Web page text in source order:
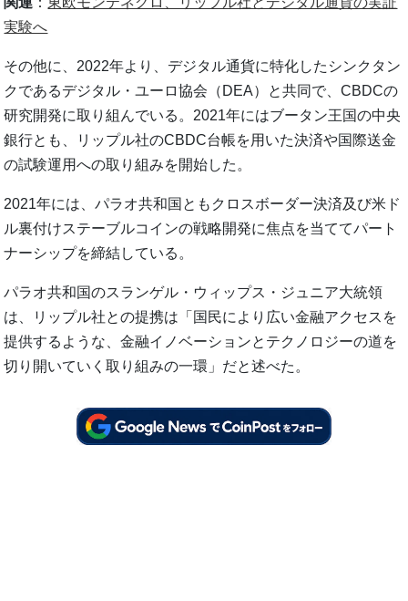
実験へ
その他に、2022年より、デジタル通貨に特化したシンクタン
クであるデジタル・ユーロ協会（DEA）と共同で、CBDCの
研究開発に取り組んでいる。2021年にはブータン王国の中央
銀行とも、リップル社のCBDC台帳を用いた決済や国際送金
の試験運用への取り組みを開始した。
2021年には、パラオ共和国ともクロスボーダー決済及び米ド
ル裏付けステーブルコインの戦略開発に焦点を当ててパート
ナーシップを締結している。
パラオ共和国のスランゲル・ウィップス・ジュニア大統領
は、リップル社との提携は「国民により広い金融アクセスを
提供するような、金融イノベーションとテクノロジーの道を
切り開いていく取り組みの一環」だと述べた。